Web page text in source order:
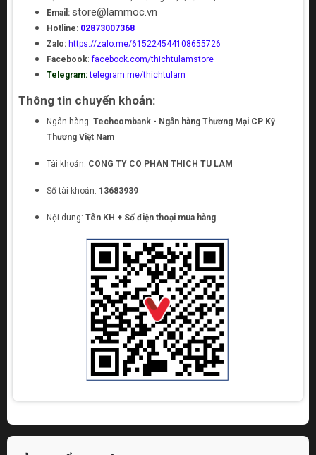
Email: store@lammoc.vn
Hotline: 02873007368
Zalo: https://zalo.me/615224544108655726
Facebook:facebook.com/thichtulamstore
Telegram: telegram.me/thichtulam
Thông tin chuyển khoản:
Ngân hàng: Techcombank - Ngân hàng Thương Mại CP Kỹ
Thương Việt Nam
Tài khoản: CONG TY CO PHAN THICH TU LAM
Số tài khoản: 13683939
Nội dung: Tên KH + Số điện thoại mua hàng